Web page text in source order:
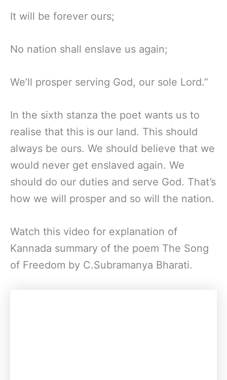
It will be forever ours;
No nation shall enslave us again;
We’ll prosper serving God, our sole Lord.”
In the sixth stanza the poet wants us to
realise that this is our land. This should
always be ours. We should believe that we
would never get enslaved again. We
should do our duties and serve God. That’s
how we will prosper and so will the nation.
Watch this video for explanation of
Kannada summary of the poem The Song
of Freedom by C.Subramanya Bharati.